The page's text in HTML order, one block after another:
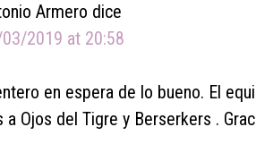
Armero dice
2019 at 20:58
en espera de lo bueno. El
Ojos del Tigre y Berserkers .